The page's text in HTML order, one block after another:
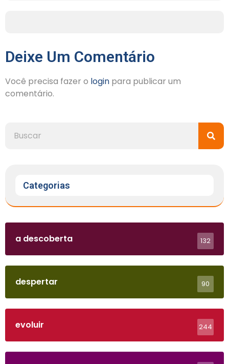
Deixe Um Comentário
Você precisa fazer o login para publicar um
comentário.
Categorias
a descoberta 132
despertar 90
evoluir 244